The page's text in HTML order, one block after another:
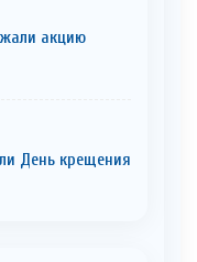
акцию
День крещения